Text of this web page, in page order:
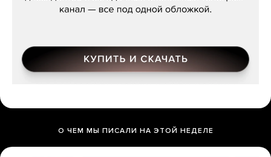
О ЧЕМ МЫ ПИСАЛИ НА ЭТОЙ НЕДЕЛЕ